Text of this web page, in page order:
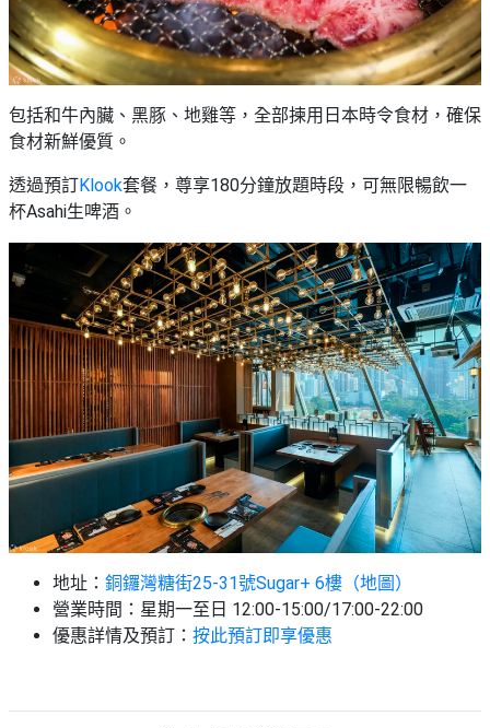
包括和牛內臟、黑豚、地雞等，全部揀用日本時令食材，確保
食材新鮮優質。
透過預訂Klook套餐，尊享180分鐘放題時段，可無限暢飲一
杯Asahi生啤酒。
地址： 銅鑼灣糖街25-31號Sugar+ 6樓（地圖）
營業時間： 星期一至日 12:00-15:00/17:00-22:00
優惠詳情及預訂： 按此預訂即享優惠